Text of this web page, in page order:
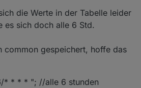
die Werte in der Tabelle leider
es sich doch alle 6 Std.
common gespeichert, hoffe das
* * * * "; //alle 6 stunden